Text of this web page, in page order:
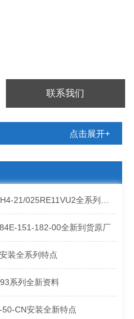
联系我们
点击展开+
REXROTH力士乐齿轮泵PGH4-21/025RE11VU2全系列发货原理
151-182-00全新到货原厂
装全系列特点
系列全新资料
CN安装全新特点